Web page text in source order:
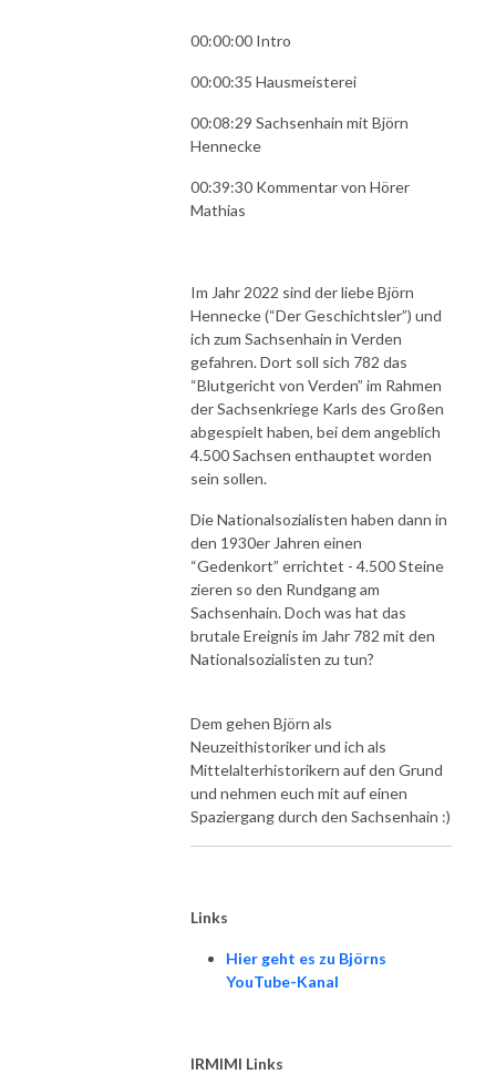
00:00:00 Intro
00:00:35 Hausmeisterei
00:08:29 Sachsenhain mit Björn
Hennecke
00:39:30 Kommentar von Hörer
Mathias
Im Jahr 2022 sind der liebe Björn
Hennecke (“Der Geschichtsler”) und
ich zum Sachsenhain in Verden
gefahren. Dort soll sich 782 das
“Blutgericht von Verden” im Rahmen
der Sachsenkriege Karls des Großen
abgespielt haben, bei dem angeblich
4.500 Sachsen enthauptet worden
sein sollen.
Die Nationalsozialisten haben dann in
den 1930er Jahren einen
“Gedenkort” errichtet - 4.500 Steine
zieren so den Rundgang am
Sachsenhain. Doch was hat das
brutale Ereignis im Jahr 782 mit den
Nationalsozialisten zu tun?
Dem gehen Björn als
Neuzeithistoriker und ich als
Mittelalterhistorikern auf den Grund
und nehmen euch mit auf einen
Spaziergang durch den Sachsenhain :)
Links
Hier geht es zu Björns
YouTube-Kanal
IRMIMI Links